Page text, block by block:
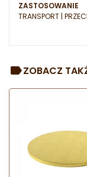
ZASTOSOWANIE
TRANSPORT |
ZOBACZ